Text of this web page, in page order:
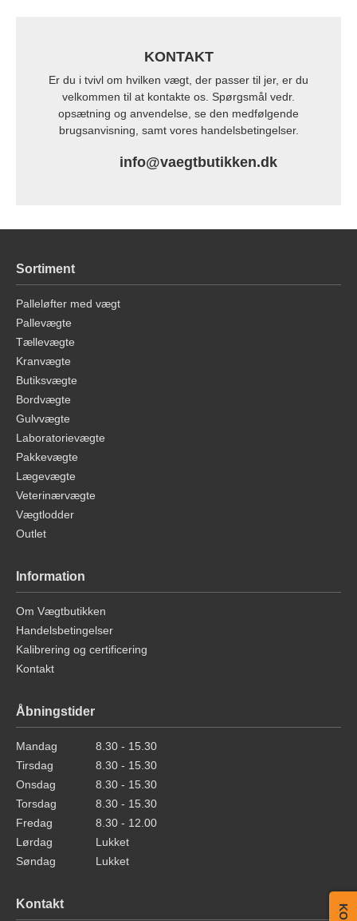
KONTAKT
Er du i tvivl om hvilken vægt, der passer til jer, er du
velkommen til at kontakte os. Spørgsmål vedr.
opsætning og anvendelse, se den medfølgende
brugsanvisning, samt vores handelsbetingelser.
info@vaegtbutikken.dk
Sortiment
Palleløfter med vægt
Pallevægte
Tællevægte
Kranvægte
Butiksvægte
Bordvægte
Gulvvægte
Laboratorievægte
Pakkevægte
Lægevægte
Veterinærvægte
Vægtlodder
Outlet
Information
Om Vægtbutikken
Handelsbetingelser
Kalibrering og certificering
Kontakt
Åbningstider
Mandag
8.30 - 15.30
Tirsdag
8.30 - 15.30
Onsdag
8.30 - 15.30
Torsdag
8.30 - 15.30
Fredag
8.30 - 12.00
Lørdag
Lukket
Søndag
Lukket
Kontakt